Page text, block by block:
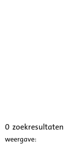
0 zoekresultaten
weergave: